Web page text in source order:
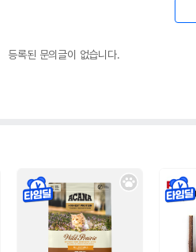
등록된 문의글이 없습니다.